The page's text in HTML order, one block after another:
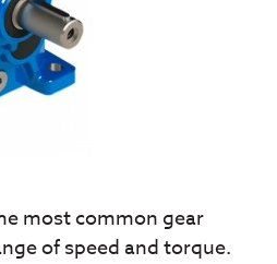
most common gear
of speed and torque.